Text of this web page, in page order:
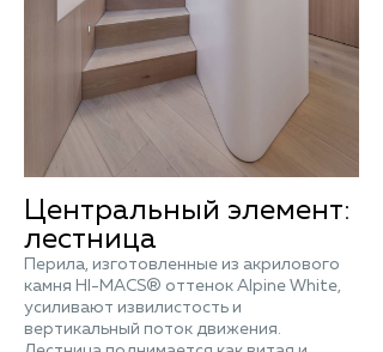
Центральный элемент:
лестница
Перила, изготовленные из акрилового
камня HI-MACS® оттенок Alpine White,
усиливают извилистость и
вертикальный поток движения.